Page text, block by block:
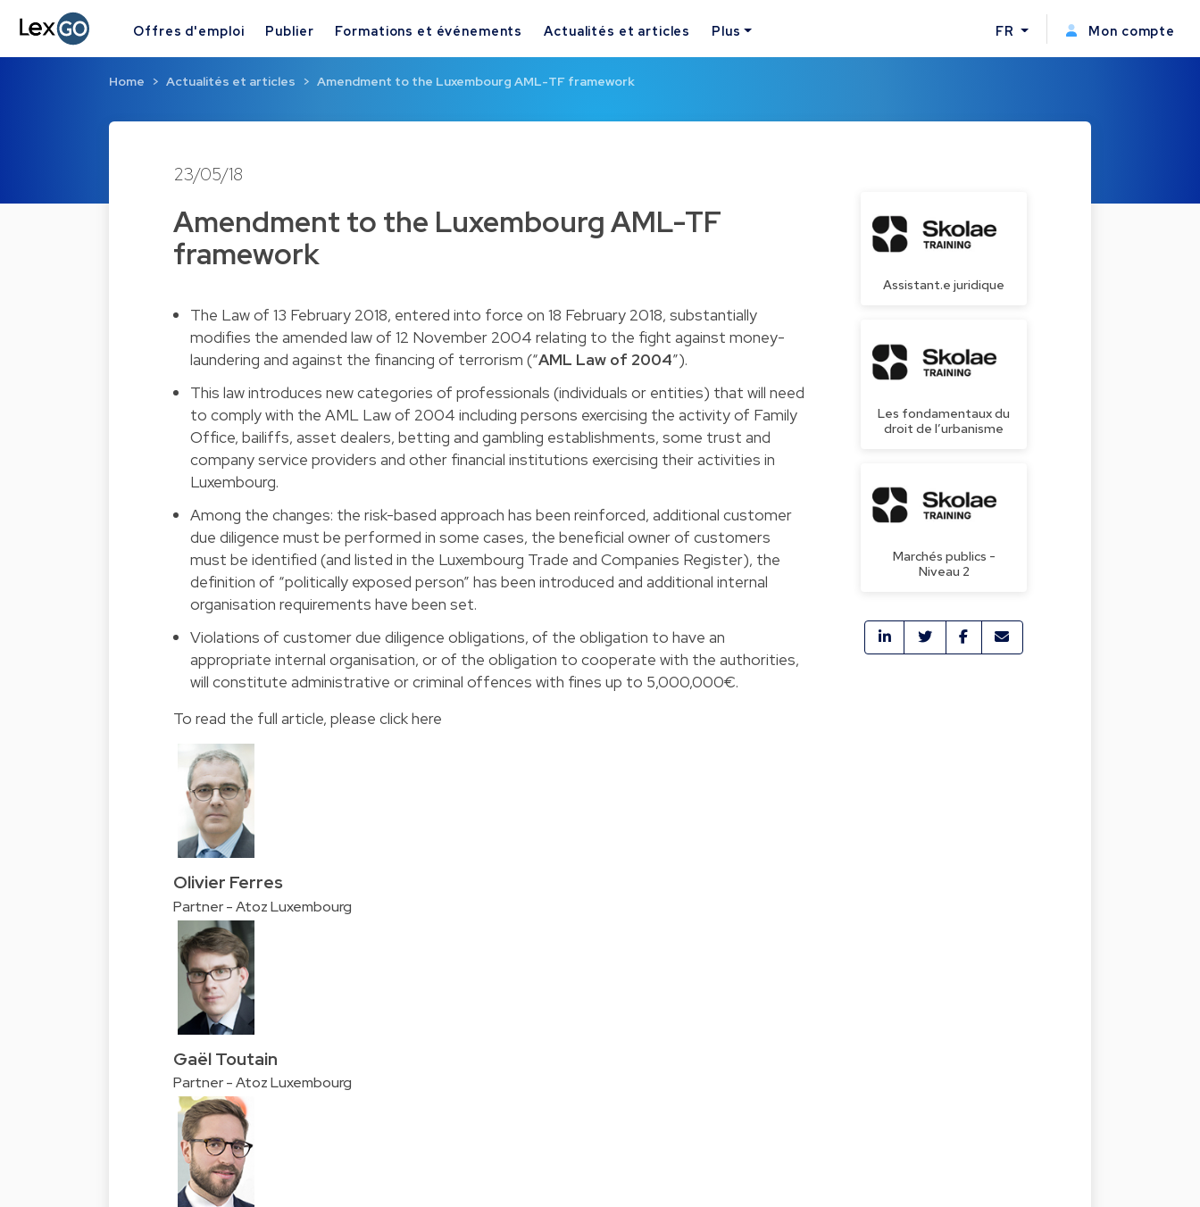
Offres d'emploi Publier Formations et événements Actualités et articles Plus FR Mon compte
Home Actualités et articles Amendment to the Luxembourg AML-TF framework
23/05/18
Amendment to the Luxembourg AML-TF
framework
The Law of 13 February 2018, entered into force on 18 February 2018, substantially
modifies the amended law of 12 November 2004 relating to the fight against money-
laundering and against the financing of terrorism (“AML Law of 2004”).
This law introduces new categories of professionals (individuals or entities) that will need
to comply with the AML Law of 2004 including persons exercising the activity of Family
Office, bailiffs, asset dealers, betting and gambling establishments, some trust and
company service providers and other financial institutions exercising their activities in
Luxembourg.
Among the changes: the risk-based approach has been reinforced, additional customer
due diligence must be performed in some cases, the beneficial owner of customers
must be identified (and listed in the Luxembourg Trade and Companies Register), the
definition of “politically exposed person” has been introduced and additional internal
organisation requirements have been set.
Violations of customer due diligence obligations, of the obligation to have an
appropriate internal organisation, or of the obligation to cooperate with the authorities,
will constitute administrative or criminal offences with fines up to 5,000,000€.
To read the full article, please click here
Olivier Ferres
Partner - Atoz Luxembourg
Gaël Toutain
Partner - Atoz Luxembourg
Assistant.e juridique
Les fondamentaux du
droit de l’urbanisme
Marchés publics -
Niveau 2